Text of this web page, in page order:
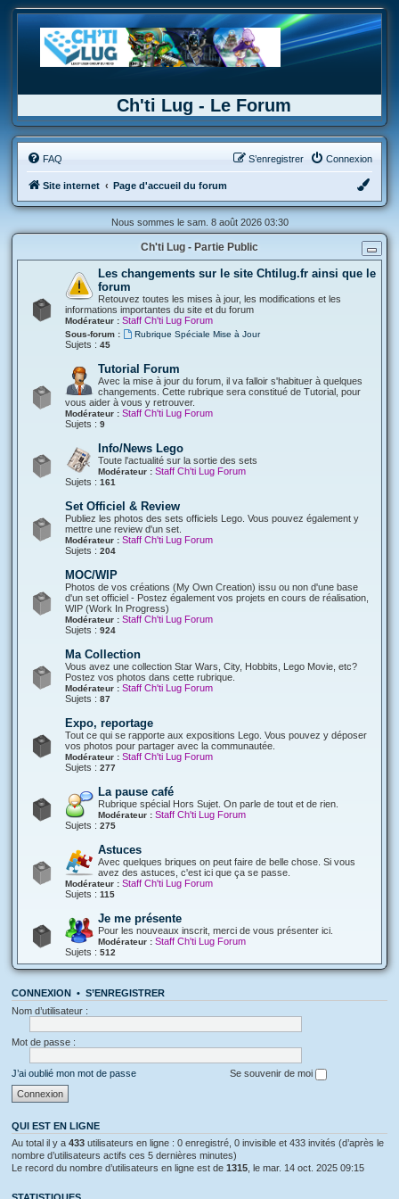
Ch'ti Lug - Le Forum
FAQ Connexion
S’enregistrer
Site internet Page d'accueil du forum
Nous sommes le sam. 8 août 2026 03:30
Ch'ti Lug - Partie Public
Les changements sur le site Chtilug.fr ainsi que le
forum
Retouvez toutes les mises à jour, les modifications et les
informations importantes du site et du forum
Modérateur : Staff Ch'ti Lug Forum
Sous-forum : Rubrique Spéciale Mise à Jour
Sujets : 45
Tutorial Forum
Avec la mise à jour du forum, il va falloir s'habituer à quelques
changements. Cette rubrique sera constitué de Tutorial, pour
vous aider à vous y retrouver.
Modérateur : Staff Ch'ti Lug Forum
Sujets : 9
Info/News Lego
Toute l'actualité sur la sortie des sets
Modérateur : Staff Ch'ti Lug Forum
Sujets : 161
Set Officiel & Review
Publiez les photos des sets officiels Lego. Vous pouvez également y
mettre une review d'un set.
Modérateur : Staff Ch'ti Lug Forum
Sujets : 204
MOC/WIP
Photos de vos créations (My Own Creation) issu ou non d'une base
d'un set officiel - Postez également vos projets en cours de réalisation,
WIP (Work In Progress)
Modérateur : Staff Ch'ti Lug Forum
Sujets : 924
Ma Collection
Vous avez une collection Star Wars, City, Hobbits, Lego Movie, etc?
Postez vos photos dans cette rubrique.
Modérateur : Staff Ch'ti Lug Forum
Sujets : 87
Expo, reportage
Tout ce qui se rapporte aux expositions Lego. Vous pouvez y déposer
vos photos pour partager avec la communautée.
Modérateur : Staff Ch'ti Lug Forum
Sujets : 277
La pause café
Rubrique spécial Hors Sujet. On parle de tout et de rien.
Modérateur : Staff Ch'ti Lug Forum
Sujets : 275
Astuces
Avec quelques briques on peut faire de belle chose. Si vous
avez des astuces, c'est ici que ça se passe.
Modérateur : Staff Ch'ti Lug Forum
Sujets : 115
Je me présente
Pour les nouveaux inscrit, merci de vous présenter ici.
Modérateur : Staff Ch'ti Lug Forum
Sujets : 512
CONNEXION • S’ENREGISTRER
Nom d’utilisateur :
Mot de passe :
J’ai oublié mon mot de passe Se souvenir de moi
QUI EST EN LIGNE
Au total il y a 433 utilisateurs en ligne : 0 enregistré, 0 invisible et 433 invités (d’après le
nombre d’utilisateurs actifs ces 5 dernières minutes)
Le record du nombre d’utilisateurs en ligne est de 1315 , le mar. 14 oct. 2025 09:15